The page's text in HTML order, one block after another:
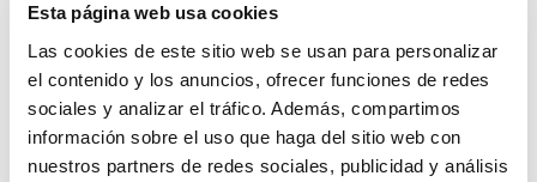
Esta página web usa cookies
Las cookies de este sitio web se usan para personalizar
el contenido y los anuncios, ofrecer funciones de redes
sociales y analizar el tráfico. Además, compartimos
información sobre el uso que haga del sitio web con
nuestros partners de redes sociales, publicidad y análisis
¿Has olvidado tu contraseña?